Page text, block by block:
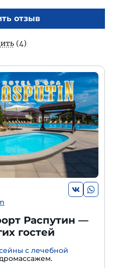
отзыв
(4)
Распутин —
гостей
с лечебной